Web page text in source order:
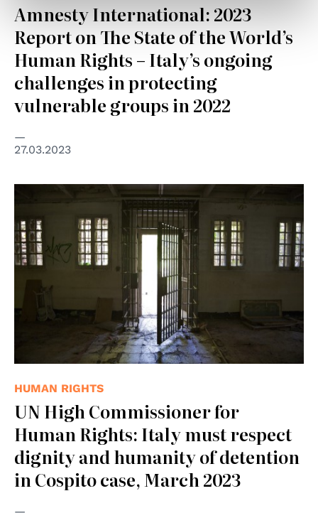
Amnesty International: 2023
Report on The State of the World’s
Human Rights – Italy’s ongoing
challenges in protecting
vulnerable groups in 2022
27.03.2023
HUMAN RIGHTS
UN High Commissioner for
Human Rights: Italy must respect
dignity and humanity of detention
in Cospito case, March 2023